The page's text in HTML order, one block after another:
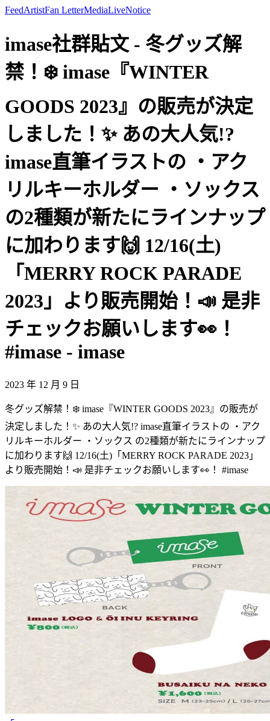
FeedArtistFan LetterMediaLiveNotice
imase社群貼文 - 冬グッズ解
禁！❄️ imase『WINTER
GOODS 2023』の販売が決定
しました！✨ あの大人気!?
imase直筆イラストの ・アク
リルキーホルダー ・ソックス
の2種類が新たにラインナップ
に加わります🙌 12/16(土)
「MERRY ROCK PARADE
2023」より販売開始！📣 是非
チェックお願いします👀！
#imase - imase
2023 年 12 月 9 日
冬グッズ解禁！❄️ imase『WINTER GOODS 2023』の販売が
決定しました！✨ あの大人気!? imase直筆イラストの ・アク
リルキーホルダー ・ソックス の2種類が新たにラインナップ
に加わります🙌 12/16(土)「MERRY ROCK PARADE 2023」
より販売開始！📣 是非チェックお願いします👀！ #imase